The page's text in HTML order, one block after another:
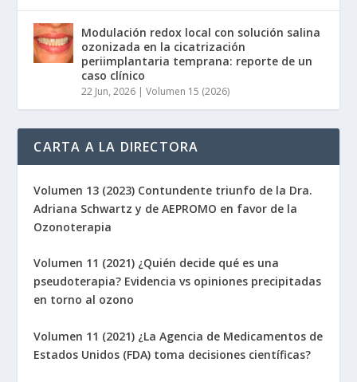
Modulación redox local con solución salina
ozonizada en la cicatrización
periimplantaria temprana: reporte de un
caso clínico
22 Jun, 2026 |Volumen 15 (2026)
CARTA A LA DIRECTORA
Volumen 13 (2023) Contundente triunfo de la Dra.
Adriana Schwartz y de AEPROMO en favor de la
Ozonoterapia
Volumen 11 (2021) ¿Quién decide qué es una
pseudoterapia? Evidencia vs opiniones precipitadas
en torno al ozono
Volumen 11 (2021) ¿La Agencia de Medicamentos de
Estados Unidos (FDA) toma decisiones científicas?